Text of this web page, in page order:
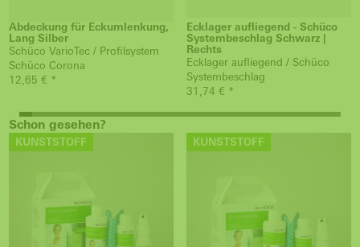
Abdeckung für Eckumlenkung,
Lang Silber
Schüco VarioTec / Profilsystem
Schüco Corona
12,65 € *
Ecklager aufliegend - Schüco
Systembeschlag Schwarz |
Rechts
Ecklager aufliegend / Schüco
Systembeschlag
31,74 € *
Schon gesehen?
KUNSTSTOFF KUNSTSTOFF